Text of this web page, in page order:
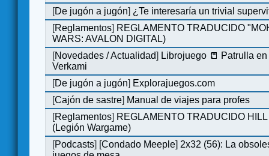
[De jugón a jugón] ¿Te interesaría un trivial
[Reglamentos] REGLAMENTO TRADUCIDO
WARS: AVALON DIGITAL)
[Novedades / Actualidad] Librojuego 📒 Patrulla
Verkami
[De jugón a jugón] Explorajuegos.com
[Cajón de sastre] Manual de viajes para profes
[Reglamentos] REGLAMENTO TRADUCIDO
(Legión Wargame)
[Podcasts] [Condado Meeple] 2x32 (56): La